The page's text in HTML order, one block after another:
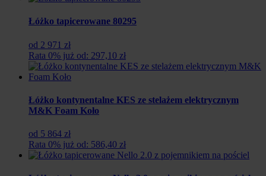
Łóżko tapicerowane 80295
od 2 971 zł
Rata 0% już od: 297,10 zł
Łóżko kontynentalne KES ze stelażem elektrycznym
M&K Foam Koło
od 5 864 zł
Rata 0% już od: 586,40 zł